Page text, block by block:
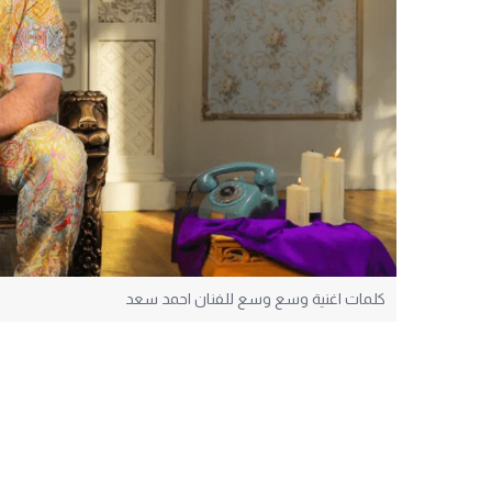
كلمات اغنية وسع وسع للفنان احمد سعد